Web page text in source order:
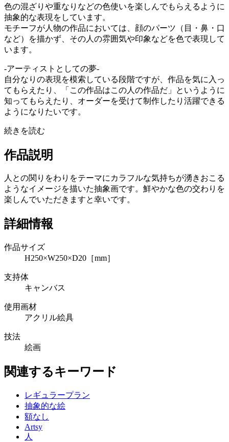
色の混ざりや重なりなどの色使いを楽しんでもらえるように
抽象的な表現をしています。
モチーフが人物の作品においては、顔のパーツ（目・鼻・口
など）を描かず、その人の雰囲気や印象などを色で表現して
います。
-アーティストとしての夢-
自分なりの表現を模索している段階ですが、作品を気に入っ
てもらえたり、「この作品はこの人の作品だ」というように
知ってもらえたり、オーダーを受けて制作したり活躍できる
ようになりたいです。
続きを読む
作品説明
人との関りをわりをテーマにカラフルな気持ちが湧きおこる
ようなイメージを描いた抽象画です。鮮やかな色の交わりを
楽しんでいただきますと幸いです。
詳細情報
作品サイズ
H250×W250×D20［mm］
支持体
キャンバス
使用画材
アクリル絵具
技法
絵画
関連するキーワード
レギュラープラン
抽象的な絵
額なし
Artsy
人